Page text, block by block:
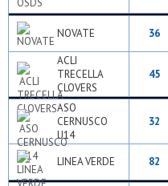
NOVATE 36
ACLI
TRECELLA
CLOVERS
45
ASO
CERNUSCO
U14
32
LINEA VERDE 82